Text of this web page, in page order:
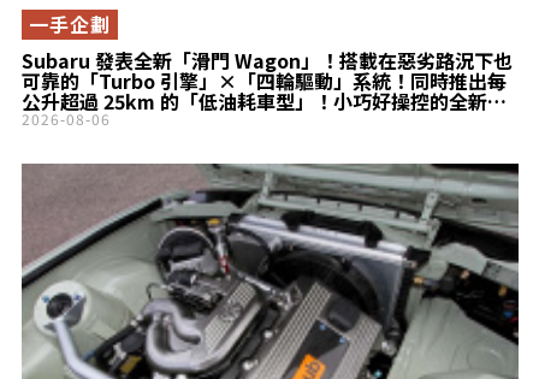
Subaru 發表全新「滑門 Wagon」！搭載在惡劣路況下也
可靠的「Turbo 引擎」×「四輪驅動」系統！同時推出每
公升超過 25km 的「低油耗車型」！小巧好操控的全新
Stella 登場！
一手企劃
2026-08-06